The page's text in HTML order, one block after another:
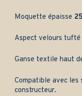
Moquette épaisse
Aspect velours tufté
Ganse textile haut
Compatible avec les
constructeur.